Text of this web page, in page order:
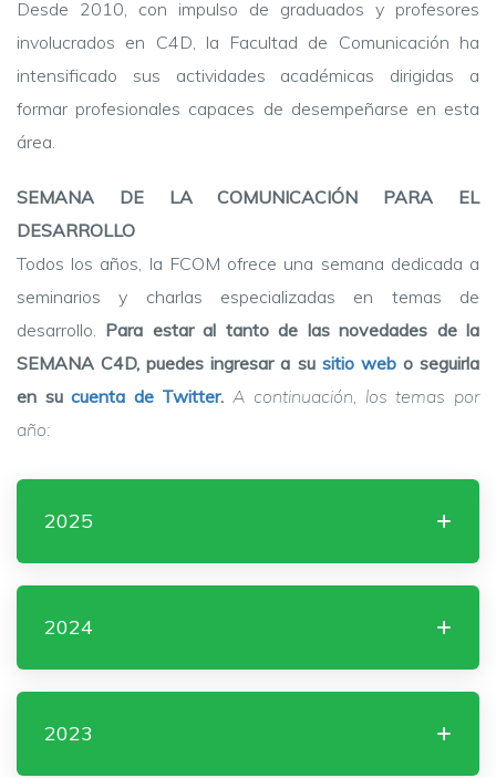
Desde 2010, con impulso de graduados y profesores
involucrados en C4D, la Facultad de Comunicación ha
intensificado sus actividades académicas dirigidas a
formar profesionales capaces de desempeñarse en esta
área.
SEMANA DE LA COMUNICACIÓN PARA EL
DESARROLLO
Todos los años, la FCOM ofrece una semana dedicada a
seminarios y charlas especializadas en temas de
desarrollo. Para estar al tanto de las novedades de la
SEMANA C4D, puedes ingresar a su sitio webo seguirla
en sucuenta de Twitter. A continuación, los temas por
año:
2025
2024
2023